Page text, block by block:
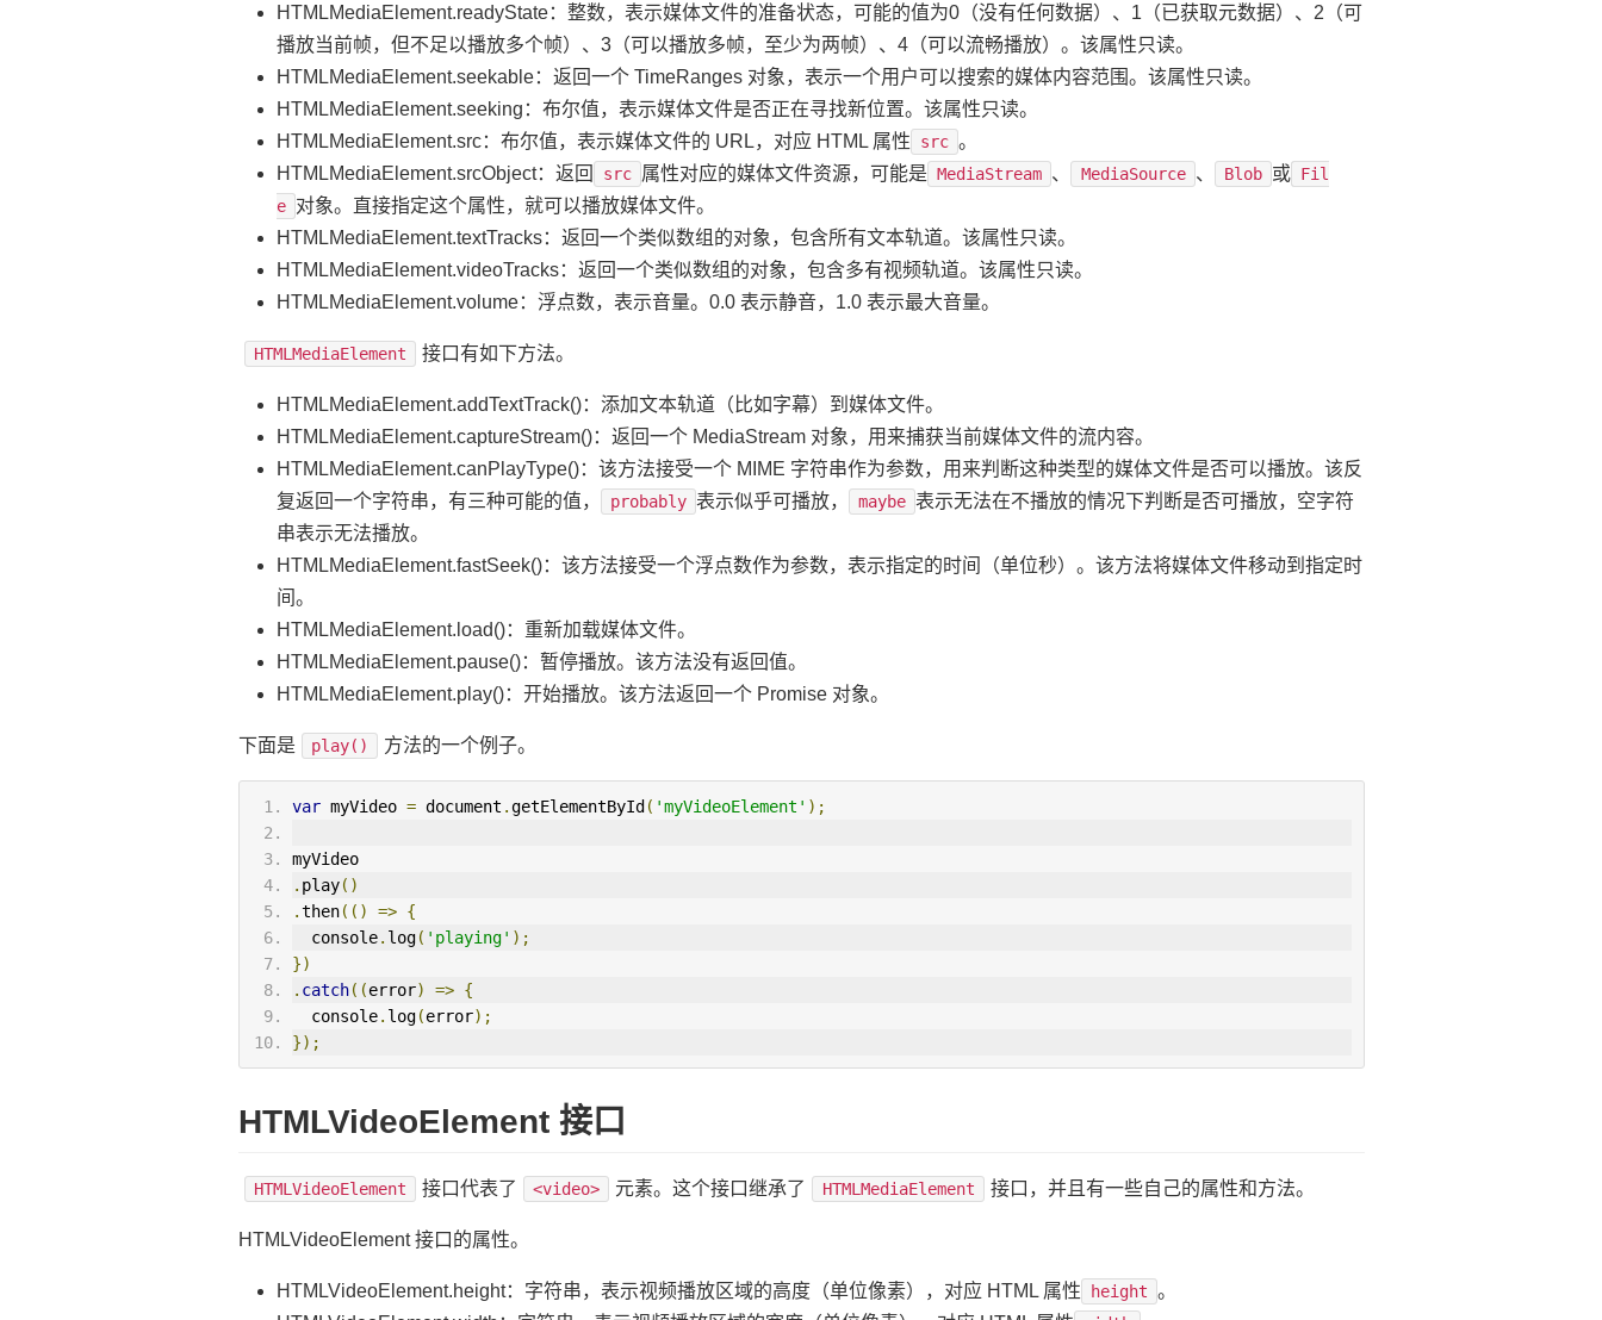
HTMLMediaElement.readyState：整数，表示媒体文件的准备状态，可能的值为0（没有任何数据）、1（已获取元数据）、2（可
播放当前帧，但不足以播放多个帧）、3（可以播放多帧，至少为两帧）、4（可以流畅播放）。该属性只读。
HTMLMediaElement.seekable：返回一个 TimeRanges 对象，表示一个用户可以搜索的媒体内容范围。该属性只读。
HTMLMediaElement.seeking：布尔值，表示媒体文件是否正在寻找新位置。该属性只读。
HTMLMediaElement.src：布尔值，表示媒体文件的 URL，对应 HTML 属性
src 。
HTMLMediaElement.srcObject：返回
src 属性对应的媒体文件资源，可能是 MediaStream 、 MediaSource 、 Blob 或 Fil
e 对象。直接指定这个属性，就可以播放媒体文件。
HTMLMediaElement.textTracks：返回一个类似数组的对象，包含所有文本轨道。该属性只读。
HTMLMediaElement.videoTracks：返回一个类似数组的对象，包含多有视频轨道。该属性只读。
HTMLMediaElement.volume：浮点数，表示音量。0.0 表示静音，1.0 表示最大音量。
HTMLMediaElement 接口有如下方法。
HTMLMediaElement.addTextTrack()：添加文本轨道（比如字幕）到媒体文件。
HTMLMediaElement.captureStream()：返回一个 MediaStream 对象，用来捕获当前媒体文件的流内容。
HTMLMediaElement.canPlayType()：该方法接受一个 MIME 字符串作为参数，用来判断这种类型的媒体文件是否可以播放。该反
复返回一个字符串，有三种可能的值，
probably 表示似乎可播放， maybe 表示无法在不播放的情况下判断是否可播放，空字符
串表示无法播放。
HTMLMediaElement.fastSeek()：该方法接受一个浮点数作为参数，表示指定的时间（单位秒）。该方法将媒体文件移动到指定时
间。
HTMLMediaElement.load()：重新加载媒体文件。
HTMLMediaElement.pause()：暂停播放。该方法没有返回值。
HTMLMediaElement.play()：开始播放。该方法返回一个 Promise 对象。
下面是 play() 方法的一个例子。
var myVideo = document .getElementById( 'myVideoElement' );
myVideo
. play()
.then(() => {
  console
. log( 'playing' );
})
. catch((error) => {
  console
. log(error);
});
HTMLVideoElement 接口
HTMLVideoElement 接口代表了 <video> 元素。这个接口继承了 HTMLMediaElement 接口，并且有一些自己的属性和方法。
HTMLVideoElement 接口的属性。
HTMLVideoElement.height：字符串，表示视频播放区域的高度（单位像素），对应 HTML 属性 height 。